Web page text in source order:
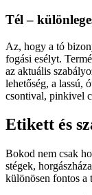
Tél –
Az, hogy a tó
fogási esélyt.
az aktuális
lehetőség, a lassú,
csontival, pinkivel
Etikett és
Bokod nem csak
stégek,
különösen fontos a